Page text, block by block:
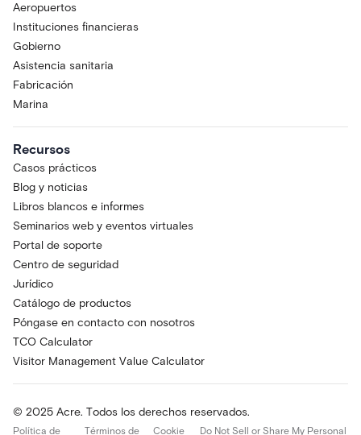
Aeropuertos
Instituciones financieras
Gobierno
Asistencia sanitaria
Fabricación
Marina
Recursos
Casos prácticos
Blog y noticias
Libros blancos e informes
Seminarios web y eventos virtuales
Portal de soporte
Centro de seguridad
Jurídico
Catálogo de productos
Póngase en contacto con nosotros
TCO Calculator
Visitor Management Value Calculator
© 2025 Acre. Todos los derechos reservados.
Política de Términos de Cookie Do Not Sell or Share My Personal